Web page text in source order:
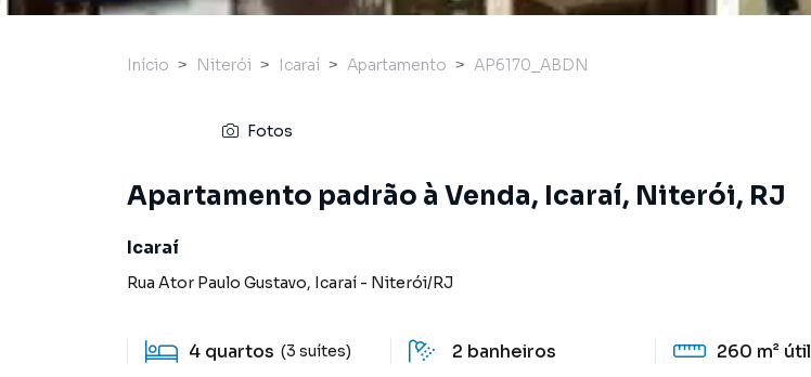
Início Niterói Icaraí Apartamento AP6170_ABDN
Fotos
Apartamento padrão à Venda, Icaraí, Niterói, RJ
Icaraí
Rua Ator Paulo Gustavo, Icaraí - Niterói/RJ
4 quartos (3 suítes) 2 banheiros 260 m² útil